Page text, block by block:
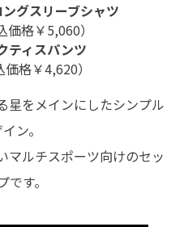
グスリーブシャツ
価格￥5,060）
ティスパンツ
価格￥4,620）
星をメインにしたシンプル
ン。
マルチスポーツ向けのセッ
です。